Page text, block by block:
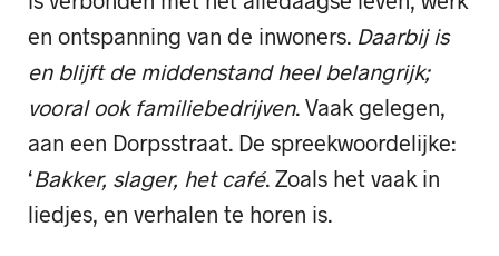
en ontspanning van de inwoners. Daarbij is
en blijft de middenstand heel belangrijk;
vooral ook familiebedrijven. Vaak gelegen,
aan een Dorpsstraat. De spreekwoordelijke:
‘Bakker, slager, het café. Zoals het vaak in
liedjes, en verhalen te horen is.